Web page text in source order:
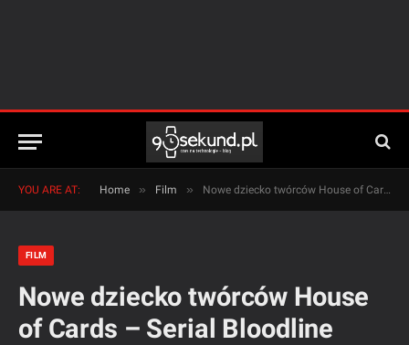
YOU ARE AT: Home » Film » Nowe dziecko twórców House of Cards – Serial Bloodline
FILM
Nowe dziecko twórców House
of Cards – Serial Bloodline